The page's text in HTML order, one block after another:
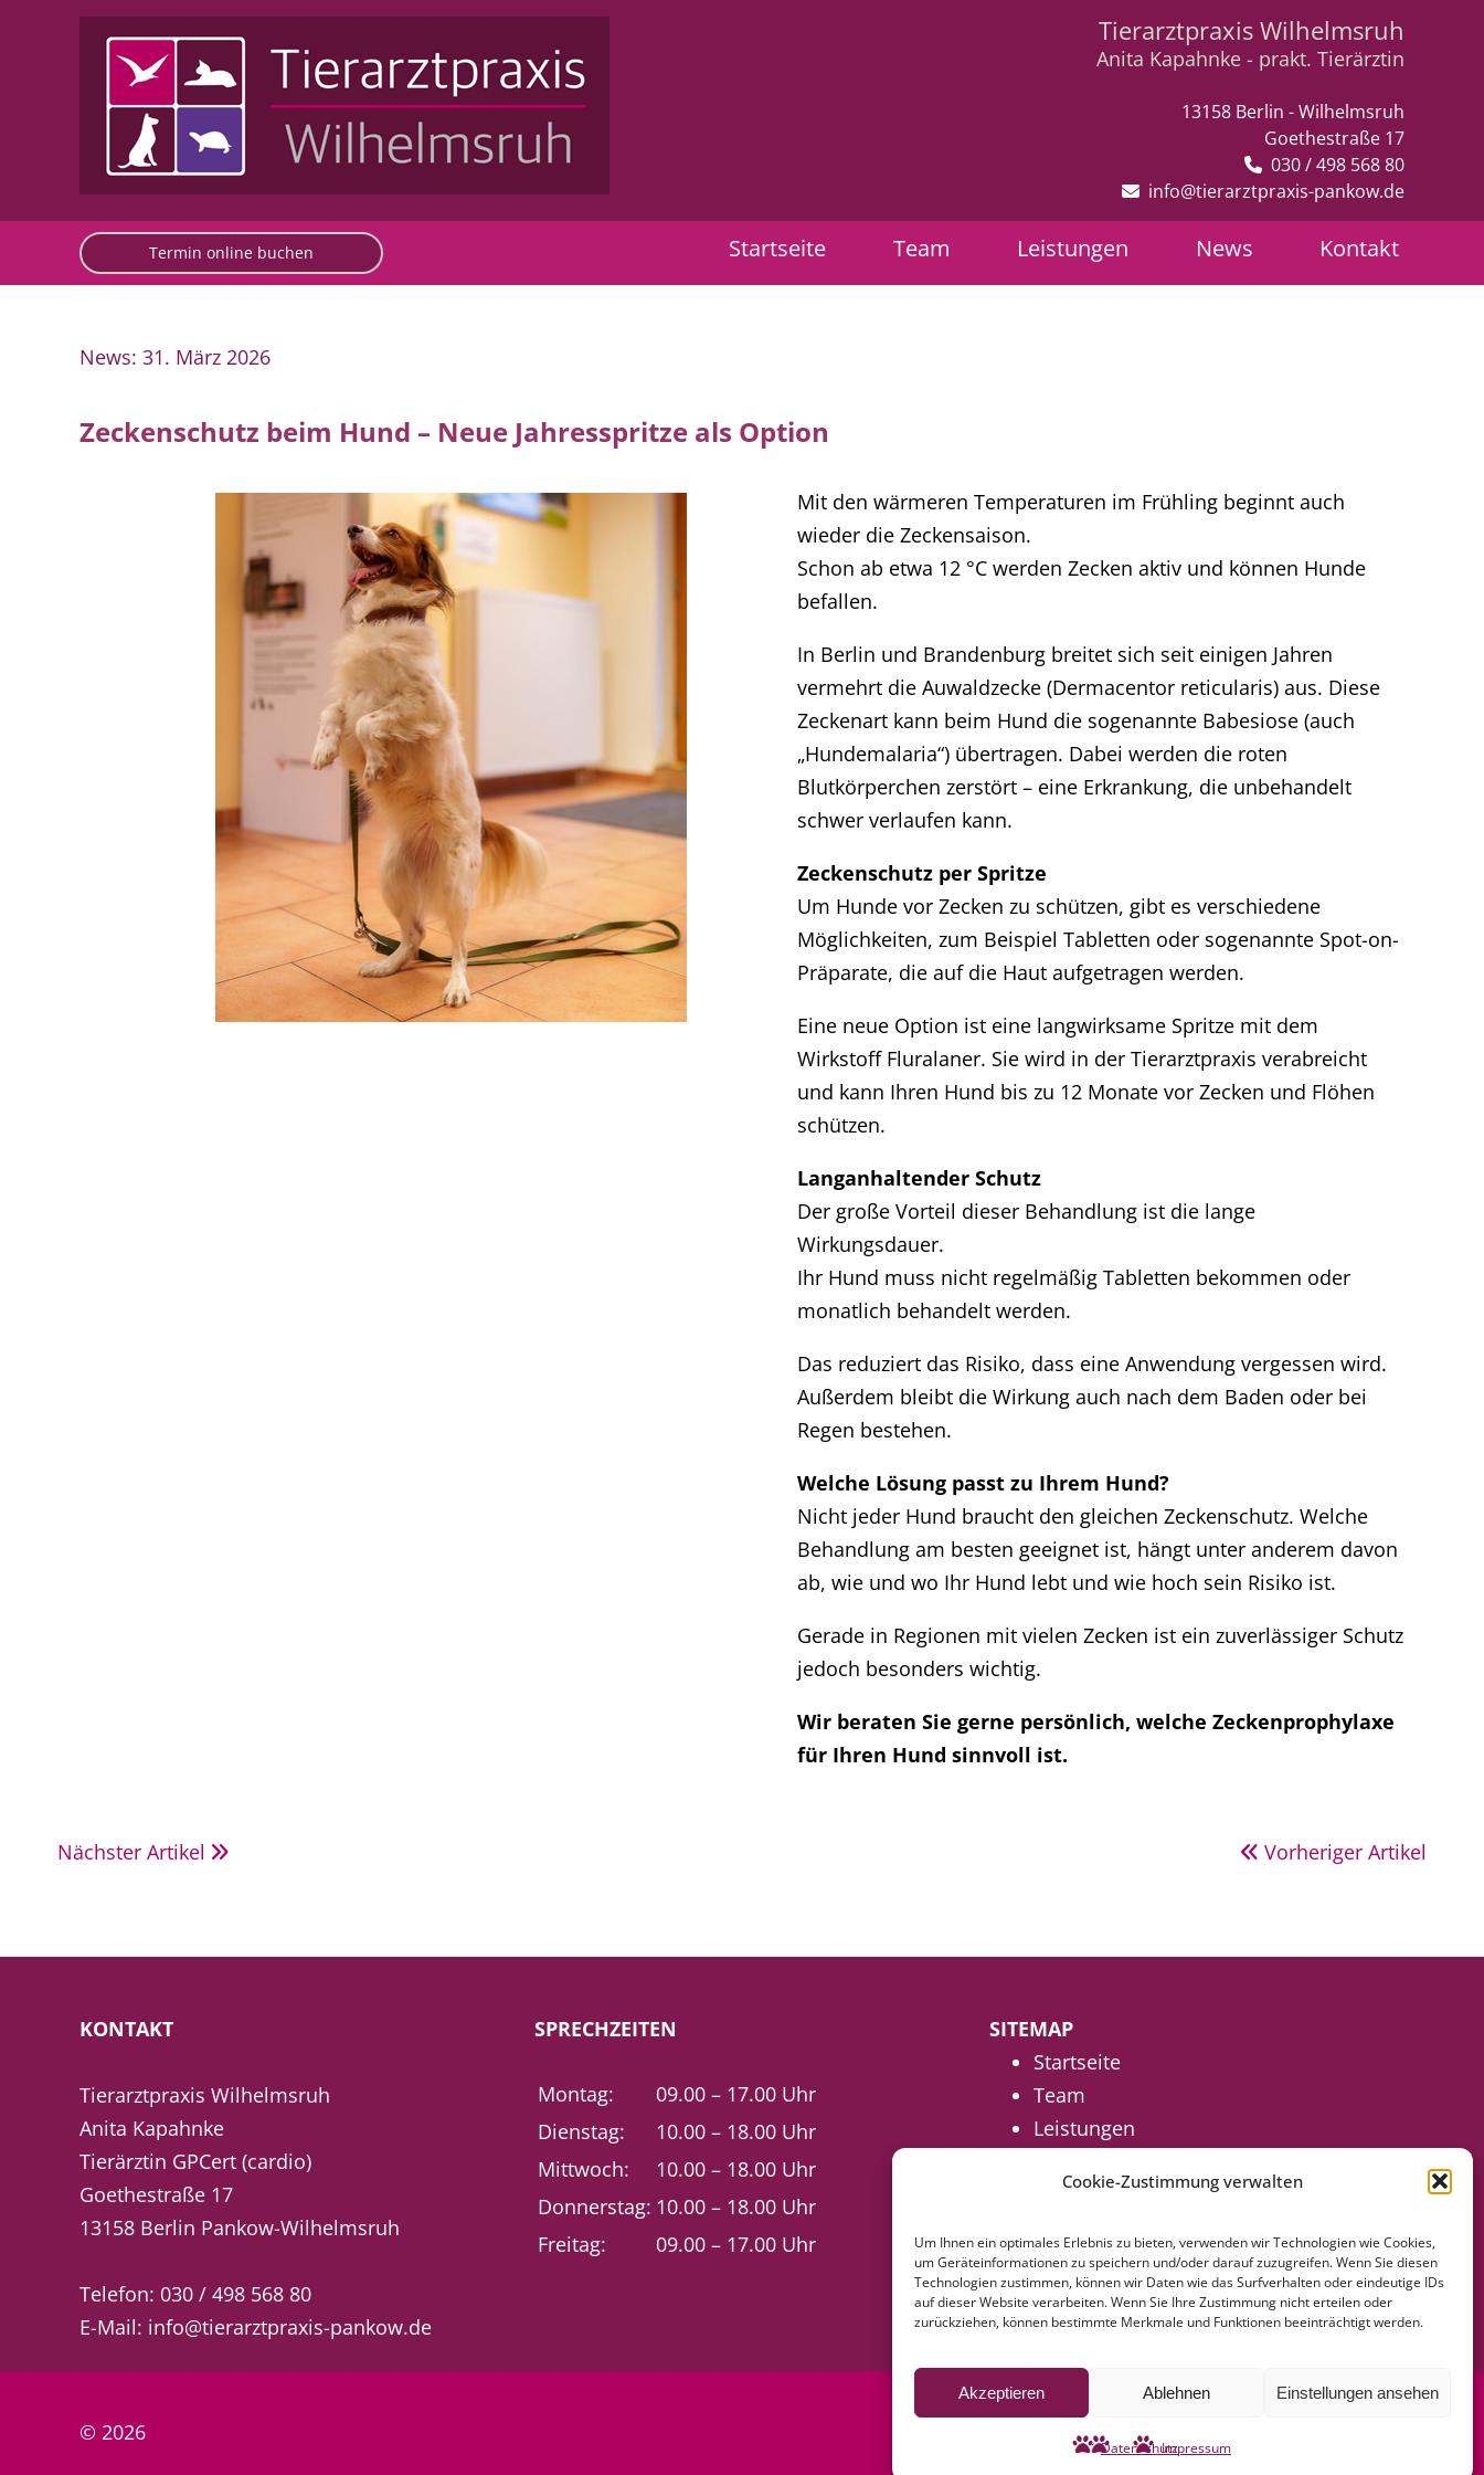
Cookie-Zustimmung verwalten
Um Ihnen ein optimales Erlebnis zu bieten, verwenden wir Technologien wie Cookies,
um Geräteinformationen zu speichern und/oder darauf zuzugreifen. Wenn Sie diesen
Technologien zustimmen, können wir Daten wie das Surfverhalten oder eindeutige IDs
auf dieser Website verarbeiten. Wenn Sie Ihre Zustimmung nicht erteilen oder
zurückziehen, können bestimmte Merkmale und Funktionen beeinträchtigt werden.
Akzeptieren Ablehnen Einstellungen ansehen
DatenschutzImpressum
Termin online
buchen
Tierarztpraxis Wilhelmsruh
Anita Kapahnke - prakt. Tierärztin
13158 Berlin - Wilhelmsruh
Goethestraße 17
030 / 498 568 80
info@tierarztpraxis-pankow.de
Termin online buchen Startseite Team Leistungen News Kontakt
News: 31. März 2026
Zeckenschutz beim Hund – Neue Jahresspritze als Option
Mit den wärmeren Temperaturen im Frühling beginnt auch
wieder die Zeckensaison.
Schon ab etwa 12 °C werden Zecken aktiv und können Hunde
befallen.
In Berlin und Brandenburg breitet sich seit einigen Jahren
vermehrt die Auwaldzecke (Dermacentor reticularis) aus. Diese
Zeckenart kann beim Hund die sogenannte Babesiose (auch
„Hundemalaria“) übertragen. Dabei werden die roten
Blutkörperchen zerstört – eine Erkrankung, die unbehandelt
schwer verlaufen kann.
Zeckenschutz per Spritze
Um Hunde vor Zecken zu schützen, gibt es verschiedene
Möglichkeiten, zum Beispiel Tabletten oder sogenannte Spot-on-
Präparate, die auf die Haut aufgetragen werden.
Eine neue Option ist eine langwirksame Spritze mit dem
Wirkstoff Fluralaner. Sie wird in der Tierarztpraxis verabreicht
und kann Ihren Hund bis zu 12 Monate vor Zecken und Flöhen
schützen.
Langanhaltender Schutz
Der große Vorteil dieser Behandlung ist die lange
Wirkungsdauer.
Ihr Hund muss nicht regelmäßig Tabletten bekommen oder
monatlich behandelt werden.
Das reduziert das Risiko, dass eine Anwendung vergessen wird.
Außerdem bleibt die Wirkung auch nach dem Baden oder bei
Regen bestehen.
Welche Lösung passt zu Ihrem Hund?
Nicht jeder Hund braucht den gleichen Zeckenschutz. Welche
Behandlung am besten geeignet ist, hängt unter anderem davon
ab, wie und wo Ihr Hund lebt und wie hoch sein Risiko ist.
Gerade in Regionen mit vielen Zecken ist ein zuverlässiger Schutz
jedoch besonders wichtig.
Wir beraten Sie gerne persönlich, welche Zeckenprophylaxe
für Ihren Hund sinnvoll ist.
Nächster Artikel Vorheriger Artikel
KONTAKT
Tierarztpraxis Wilhelmsruh
Anita Kapahnke
Tierärztin GPCert (cardio)
Goethestraße 17
13158 Berlin Pankow-Wilhelmsruh
Telefon: 030 / 498 568 80
E-Mail: info@tierarztpraxis-pankow.de
SPRECHZEITEN
Montag:
09.00 – 17.00 Uhr
Dienstag:
10.00 – 18.00 Uhr
Mittwoch:
10.00 – 18.00 Uhr
Donnerstag: 10.00 – 18.00 Uhr
Freitag:
09.00 – 17.00 Uhr
SITEMAP
Startseite
Team
Leistungen
Katzen
Online Sprechstunde
News
Kontakt
© 2026 Impressum